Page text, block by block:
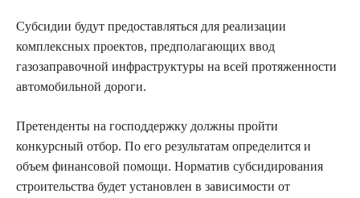
Субсидии будут предоставляться для реализации
комплексных проектов, предполагающих ввод
газозаправочной инфраструктуры на всей протяженности
автомобильной дороги.
Претенденты на господдержку должны пройти
конкурсный отбор. По его результатам определится и
объем финансовой помощи. Норматив субсидирования
строительства будет установлен в зависимости от